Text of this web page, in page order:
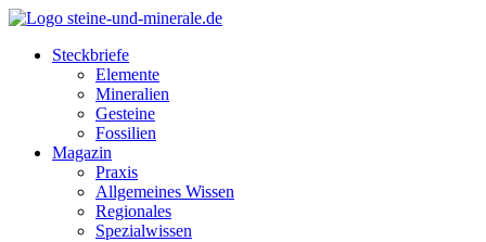
Steckbriefe
Elemente
Mineralien
Gesteine
Fossilien
Magazin
Praxis
Allgemeines Wissen
Regionales
Spezialwissen